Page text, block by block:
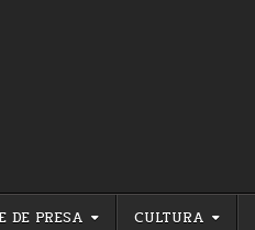
DE PRESA CULTURA